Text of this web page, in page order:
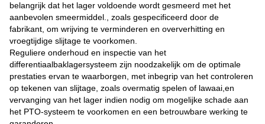
belangrijk dat het lager voldoende wordt gesmeerd met het
aanbevolen smeermiddel., zoals gespecificeerd door de
fabrikant, om wrijving te verminderen en oververhitting en
vroegtijdige slijtage te voorkomen.
Reguliere onderhoud en inspectie van het
differentiaalbaklagersysteem zijn noodzakelijk om de optimale
prestaties ervan te waarborgen, met inbegrip van het controleren
op tekenen van slijtage, zoals overmatig spelen of lawaai,en
vervanging van het lager indien nodig om mogelijke schade aan
het PTO-systeem te voorkomen en een betrouwbare werking te